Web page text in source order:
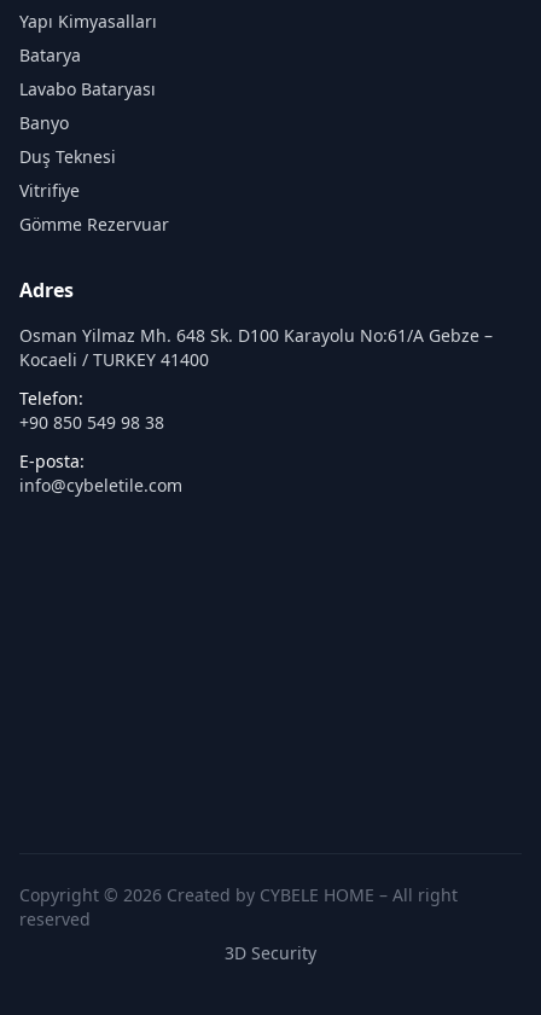
Yapı Kimyasalları
Batarya
Lavabo Bataryası
Banyo
Duş Teknesi
Vitrifiye
Gömme Rezervuar
Adres
Osman Yilmaz Mh. 648 Sk. D100 Karayolu No:61/A Gebze –
Kocaeli / TURKEY 41400
Telefon:
+90 850 549 98 38
E-posta:
info@cybeletile.com
Copyright © 2026 Created by CYBELE HOME – All right
reserved
3D Security